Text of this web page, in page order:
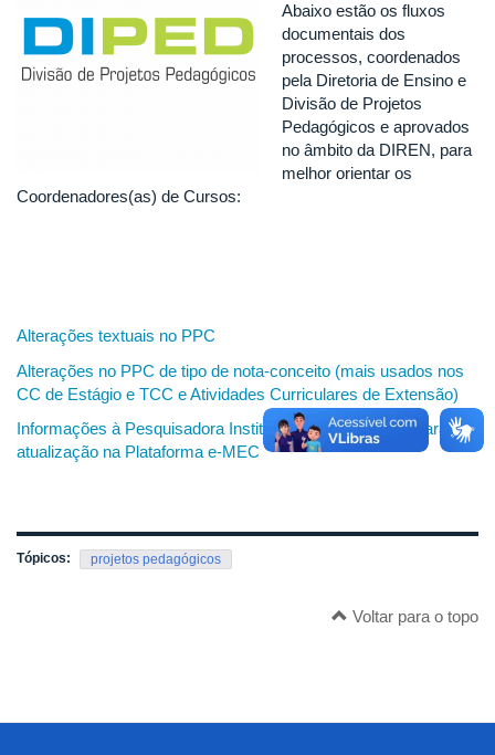
Abaixo estão os fluxos
documentais dos
processos, coordenados
pela Diretoria de Ensino e
Divisão de Projetos
Pedagógicos e aprovados
no âmbito da DIREN, para
melhor orientar os
Coordenadores(as) de Cursos:
Alterações textuais no PPC
Alterações no PPC de tipo de nota-conceito (mais usados nos
CC de Estágio e TCC e Atividades Curriculares de Extensão)
Informações à Pesquisadora Institucional sobre o PPC para
atualização na Plataforma e-MEC
Tópicos: projetos pedagógicos
Voltar para o topo